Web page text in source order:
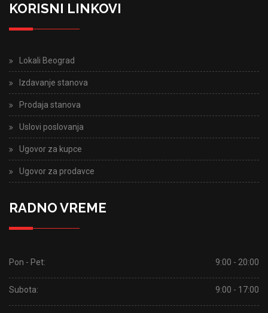
KORISNI LINKOVI
Lokali Beograd
Izdavanje stanova
Prodaja stanova
Uslovi poslovanja
Ugovor za kupce
Ugovor za prodavce
RADNO VREME
Pon - Pet: 9:00 - 20:00
Subota: 9:00 - 17:00